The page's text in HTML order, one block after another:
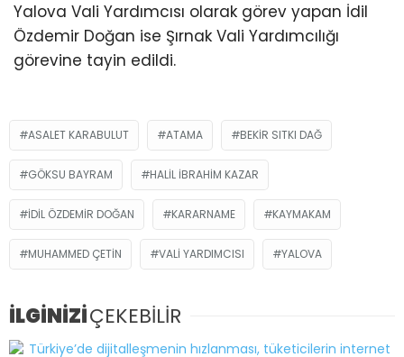
Yalova Vali Yardımcısı olarak görev yapan İdil
Özdemir Doğan ise Şırnak Vali Yardımcılığı
görevine tayin edildi.
ASALET KARABULUT ATAMA BEKIR SITKI DAĞ
GÖKSU BAYRAM HALIL IBRAHIM KAZAR
IDIL ÖZDEMIR DOĞAN KARARNAME KAYMAKAM
MUHAMMED ÇETIN VALI YARDIMCISI YALOVA
İLGİNİZİÇEKEBİLİR